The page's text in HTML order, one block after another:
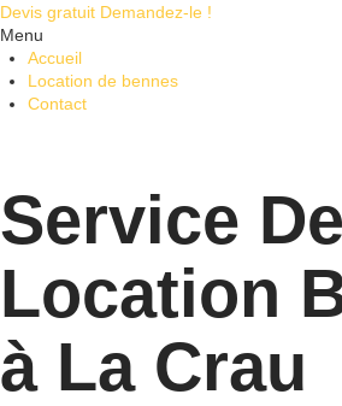
Devis gratuit Demandez-le !
Menu
Accueil
Location de bennes
Contact
Service De
Location
à La Crau